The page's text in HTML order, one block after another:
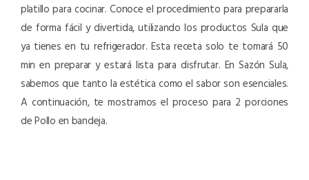
platillo para cocinar. Conoce el procedimiento para prepararla
de forma fácil y divertida, utilizando los productos Sula que
ya tienes en tu refrigerador. Esta receta solo te tomará 50
min en preparar y estará lista para disfrutar. En Sazón Sula,
sabemos que tanto la estética como el sabor son esenciales.
A continuación, te mostramos el proceso para 2 porciones
de Pollo en bandeja.